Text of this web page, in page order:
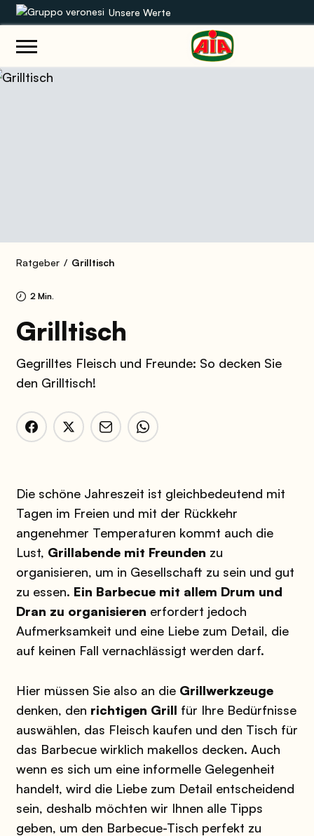
Unsere Werte
Unsere Sortimente
Ratgeber Grilltisch
2 Min.
Grilltisch
Gegrilltes Fleisch und Freunde: So decken Sie
den Grilltisch!
Die schöne Jahreszeit ist gleichbedeutend mit
Tagen im Freien und mit der Rückkehr
angenehmer Temperaturen kommt auch die
Lust, Grillabende mit Freunden zu
organisieren, um in Gesellschaft zu sein und gut
zu essen. Ein Barbecue mit allem Drum und
Dran zu organisieren erfordert jedoch
Aufmerksamkeit und eine Liebe zum Detail, die
auf keinen Fall vernachlässigt werden darf.
Hier müssen Sie also an die Grillwerkzeuge
denken, den richtigen Grill für Ihre Bedürfnisse
auswählen, das Fleisch kaufen und den Tisch für
das Barbecue wirklich makellos decken. Auch
wenn es sich um eine informelle Gelegenheit
handelt, wird die Liebe zum Detail entscheidend
sein, deshalb möchten wir Ihnen alle Tipps
geben, um den Barbecue-Tisch perfekt zu